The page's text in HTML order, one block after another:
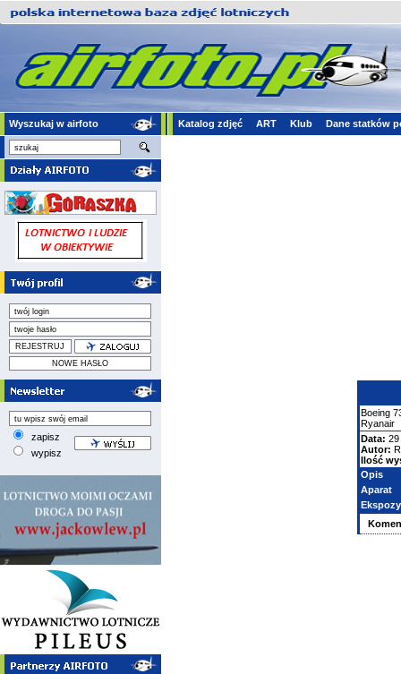
Wyszukaj w airfoto Katalog zdjęć ART Klub Dane statków
zapisz
wypisz
Boeing
Ryanair
Data: 29
Autor:
Ilość
Opis
Aparat